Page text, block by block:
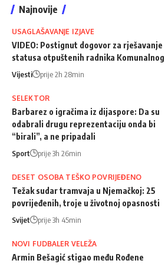
Najnovije
USAGLAŠAVANJE IZJAVE
VIDEO: Postignut dogovor za rješavanje
statusa otpuštenih radnika Komunalnog
Vijesti prije 2h 28min
SELEKTOR
Barbarez o igračima iz dijaspore: Da su
odabrali drugu reprezentaciju onda bi
“birali”, a ne pripadali
Sport prije 3h 26min
DESET OSOBA TEŠKO POVRIJEĐENO
Težak sudar tramvaja u Njemačkoj: 25
povrijeđenih, troje u životnoj opasnosti
Svijet prije 3h 45min
NOVI FUDBALER VELEŽA
Armin Bešagić stigao među Rođene